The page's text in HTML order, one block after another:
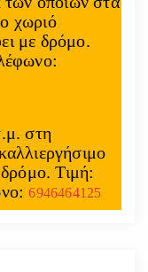
χωριό
με δρόμο.
στη
Τιμή:
6946464125